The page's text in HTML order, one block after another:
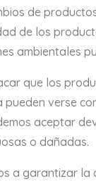
de
de los
ambientales
que los
pueden verse
aceptar
o dañadas.
a garantizar